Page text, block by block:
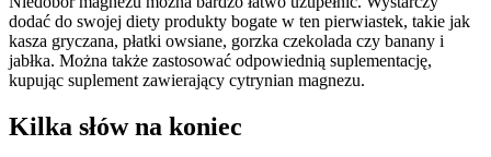
dodać do swojej diety produkty bogate w ten pierwiastek, takie jak
kasza gryczana, płatki owsiane, gorzka czekolada czy banany i
jabłka. Można także zastosować odpowiednią suplementację,
kupując suplement zawierający cytrynian magnezu.
Kilka słów na koniec